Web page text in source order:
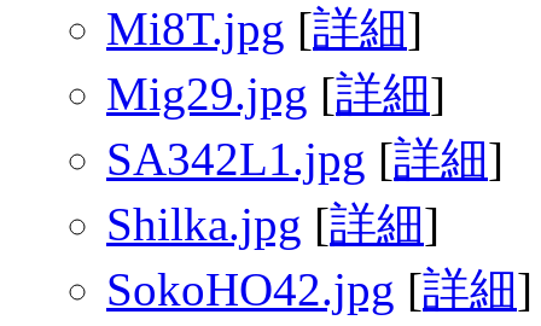
Mi8T.jpg [詳細]
Mig29.jpg [詳細]
SA342L1.jpg [詳細]
Shilka.jpg [詳細]
SokoHO42.jpg [詳細]